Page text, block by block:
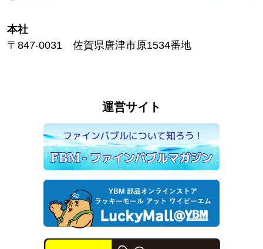
本社
〒847-0031 佐賀県唐津市原1534番地
運営サイト